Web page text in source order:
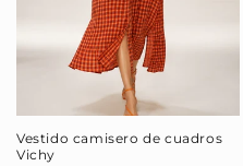
Vestido camisero de cuadros
Vichy